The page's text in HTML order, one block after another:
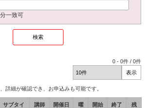
一致可
0 -0件 /0件
詳細が確認でき、お申込みも可能です。
サブタイ
講師
開催日
曜
開始
終了
残